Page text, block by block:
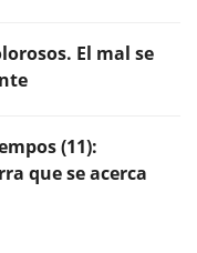
El mal se
(11):
que se acerca